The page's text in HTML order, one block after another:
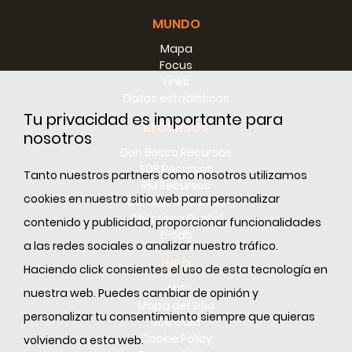
Tu privacidad es importante para
nosotros
Tanto nuestros partners como nosotros utilizamos
cookies en nuestro sitio web para personalizar
contenido y publicidad, proporcionar funcionalidades
a las redes sociales o analizar nuestro tráfico.
Haciendo click consientes el uso de esta tecnología en
nuestra web. Puedes cambiar de opinión y
personalizar tu consentimiento siempre que quieras
volviendo a esta web.
MUNDO
Mapa
Focus
RECURSOS
SDB Recursos
Consejo Recursos
Biblioteca Digital
INFO
ANS
SDB Guía
Cookie Policy